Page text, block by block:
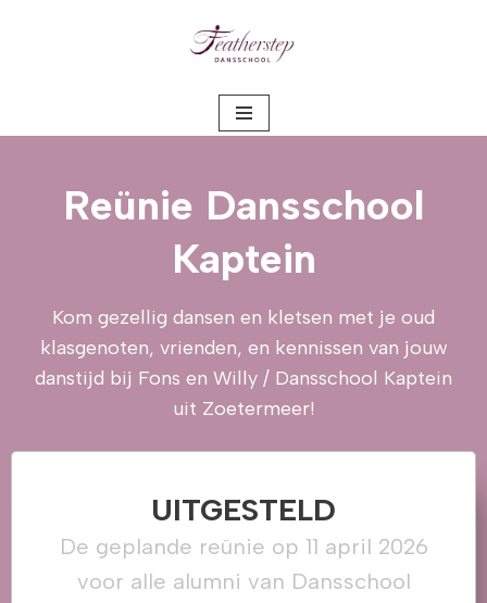
inhoud
Reünie Dansschool
Kaptein
Kom gezellig dansen en kletsen met je oud
klasgenoten, vrienden, en kennissen van jouw
danstijd bij Fons en Willy / Dansschool Kaptein
uit Zoetermeer!
UITGESTELD
De geplande reünie op 11 april 2026
voor alle alumni van Dansschool